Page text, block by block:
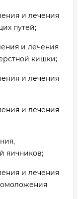
и лечения
путей;
и лечения
кишки;
и лечения
и лечения
яичников;
и лечения